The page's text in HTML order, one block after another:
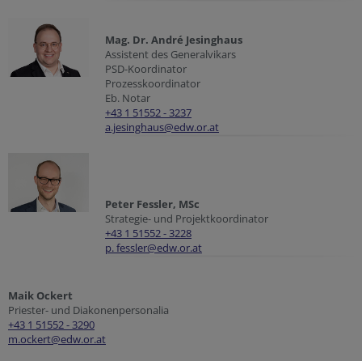
Mag. Dr. André Jesinghaus
Assistent des Generalvikars
PSD-Koordinator
Prozesskoordinator
Eb. Notar
+43 1 51552 - 3237
a.jesinghaus@edw.or.at
Peter Fessler, MSc
Strategie- und Projektkoordinator
+43 1 51552 - 3228
p. fessler@edw.or.at
Maik Ockert
Priester- und Diakonenpersonalia
+43 1 51552 - 3290
m.ockert@edw.or.at